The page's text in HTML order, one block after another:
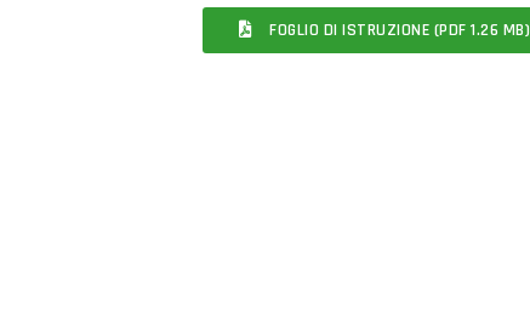
FOGLIO DI ISTRUZIONE (PDF 1.26 MB)